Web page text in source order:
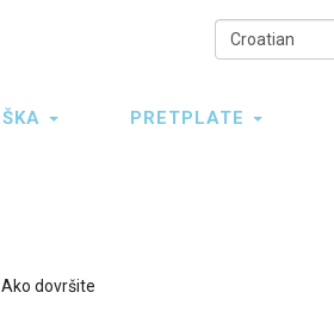
Select
your
PRETPLATE
dovršite